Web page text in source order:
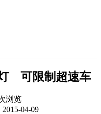
可限制超速车
浏览
04-09